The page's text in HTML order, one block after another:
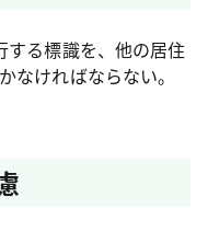
る標識を、他の居住
なければならない。